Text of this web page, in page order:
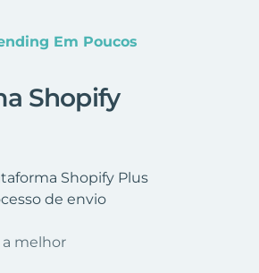
Em Poucos
Shopify
Shopify Plus
de envio
melhor